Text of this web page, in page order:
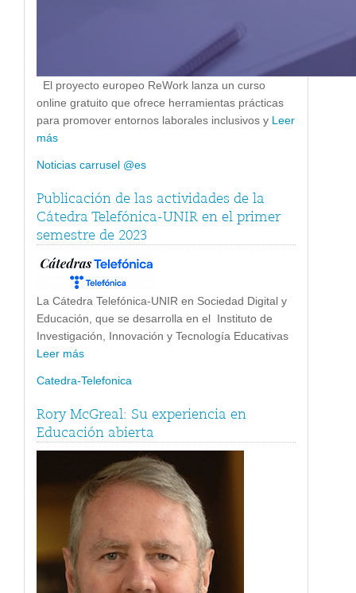
El proyecto europeo ReWork lanza un curso
online gratuito que ofrece herramientas prácticas
para promover entornos laborales inclusivos y Leer
más
Noticias carrusel @es
Publicación de las actividades de la
Cátedra Telefónica-UNIR en el primer
semestre de 2023
La Cátedra Telefónica-UNIR en Sociedad Digital y
Educación, que se desarrolla en el Instituto de
Investigación, Innovación y Tecnología Educativas
Leer más
Catedra-Telefonica
Rory McGreal: Su experiencia en
Educación abierta